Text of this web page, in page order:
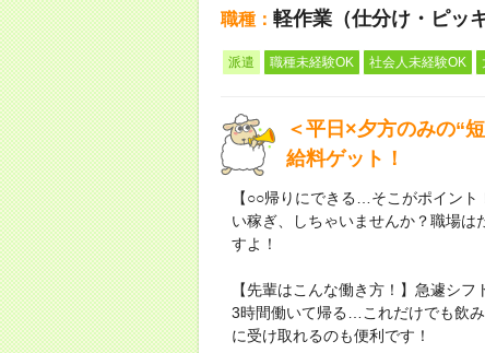
職種： 軽作業（仕分け・ピッ
派遣 職種未経験OK 社会人未経験OK
＜平日×夕方のみの“
給料ゲット！
【○○帰りにできる…そこがポイン
い稼ぎ、しちゃいませんか？職場は
すよ！
【先輩はこんな働き方！】急遽シ
3時間働いて帰る…これだけでも飲
に受け取れるのも便利です！